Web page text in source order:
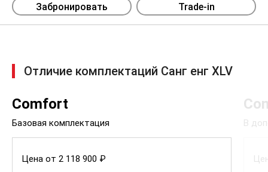
Забронировать Trade-in
Отличие комплектаций Санг енг XLV
Comfort
Базовая комплектация
Цена от 2 118 900 ₽
В